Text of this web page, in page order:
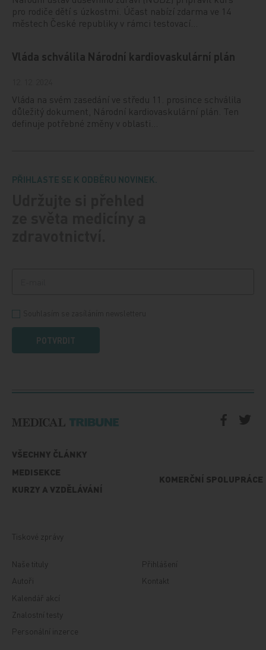
pro rodiče dětí s úzkostmi. Účast nabízí zdarma ve 14
městech České republiky v rámci testovací…
Vláda schválila Národní kardiovaskulární plán
Vláda na svém zasedání ve středu 11. prosince schválila
důležitý dokument, Národní kardiovaskulární plán. Ten
definuje potřebné změny v oblasti…
PŘIHLASTE SE K ODBĚRU NOVINEK.
POTVRDIT
VŠECHNY ČLÁNKY
MEDISEKCE
KURZY A VZDĚLÁVÁNÍ
KOMERČNÍ SPOLUPRÁCE
Tiskové zprávy
Naše tituly
Autoři
Kalendář akcí
Znalostní testy
Personální inzerce
Přihlášení
Kontakt